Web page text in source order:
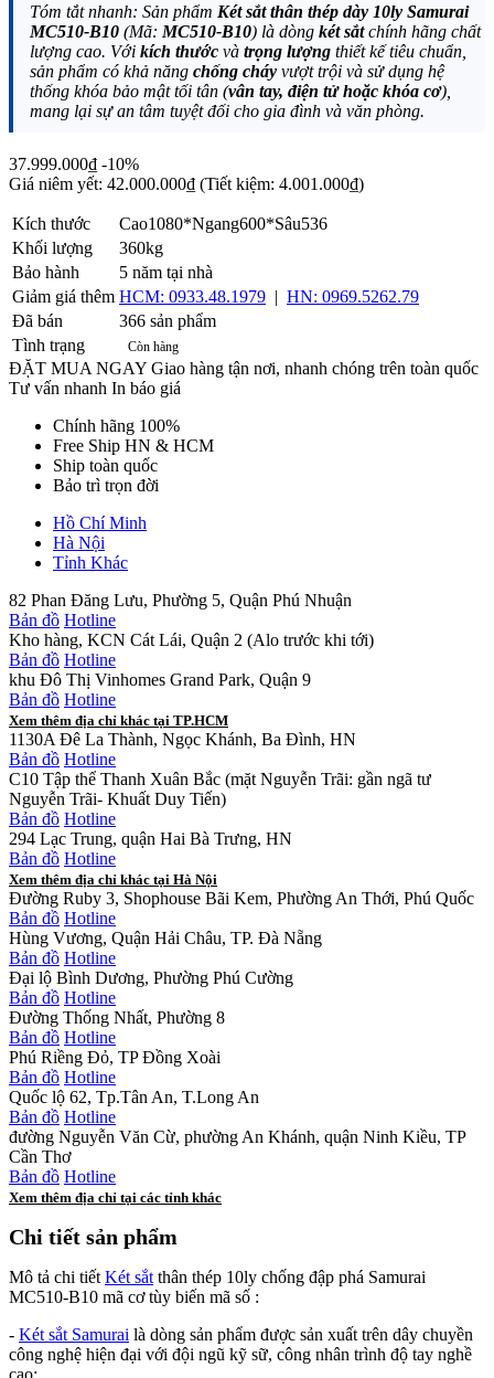
Tóm tắt nhanh: Sản phẩm Két sắt thân thép dày 10ly Samurai
MC510-B10 (Mã: MC510-B10) là dòng két sắtchính hãng chất
lượng cao. Với kích thước và trọng lượng thiết kế tiêu chuẩn,
sản phẩm có khả năng chống cháy vượt trội và sử dụng hệ
thống khóa bảo mật tối tân (vân tay, điện tử hoặc khóa cơ),
mang lại sự an tâm tuyệt đối cho gia đình và văn phòng.
37.999.000₫ -10%
Giá niêm yết: 42.000.000₫ (Tiết kiệm: 4.001.000₫)
Kích thước
Cao1080*Ngang600*Sâu536
Khối lượng
360kg
Bảo hành
5 năm tại nhà
Giảm giá thêm HCM: 0933.48.1979 | HN: 0969.5262.79
Đã bán
366 sản phẩm
Tình trạng
Còn hàng
ĐẶT MUA NGAY Giao hàng tận nơi, nhanh chóng trên toàn quốc
Tư vấn nhanh In báo giá
Chính hãng 100%
Free Ship HN & HCM
Ship toàn quốc
Bảo trì trọn đời
Hồ Chí Minh
Hà Nội
Tỉnh Khác
82 Phan Đăng Lưu, Phường 5, Quận Phú Nhuận
Bản đồ Hotline
Kho hàng, KCN Cát Lái, Quận 2 (Alo trước khi tới)
Bản đồ Hotline
khu Đô Thị Vinhomes Grand Park, Quận 9
Bản đồ Hotline
Xem thêm địa chỉ khác tại TP.HCM
1130A Đê La Thành, Ngọc Khánh, Ba Đình, HN
Bản đồ Hotline
C10 Tập thể Thanh Xuân Bắc (mặt Nguyễn Trãi: gần ngã tư
Nguyễn Trãi- Khuất Duy Tiến)
Bản đồ Hotline
294 Lạc Trung, quận Hai Bà Trưng, HN
Bản đồ Hotline
Xem thêm địa chỉ khác tại Hà Nội
Đường Ruby 3, Shophouse Bãi Kem, Phường An Thới, Phú Quốc
Bản đồ Hotline
Hùng Vương, Quận Hải Châu, TP. Đà Nẵng
Bản đồ Hotline
Đại lộ Bình Dương, Phường Phú Cường
Bản đồ Hotline
Đường Thống Nhất, Phường 8
Bản đồ Hotline
Phú Riềng Đỏ, TP Đồng Xoài
Bản đồ Hotline
Quốc lộ 62, Tp.Tân An, T.Long An
Bản đồ Hotline
đường Nguyễn Văn Cừ, phường An Khánh, quận Ninh Kiều, TP
Cần Thơ
Bản đồ Hotline
Xem thêm địa chỉ tại các tỉnh khác
Chi tiết sản phẩm
Mô tả chi tiếtKét sắtthân thép 10ly chống đập phá Samurai
MC510-B10 mã cơ tùy biến mã số :
- Két sắt Samurai là dòng sản phẩm được sản xuất trên dây chuyền
công nghệ hiện đại với đội ngũ kỹ sữ, công nhân trình độ tay nghề